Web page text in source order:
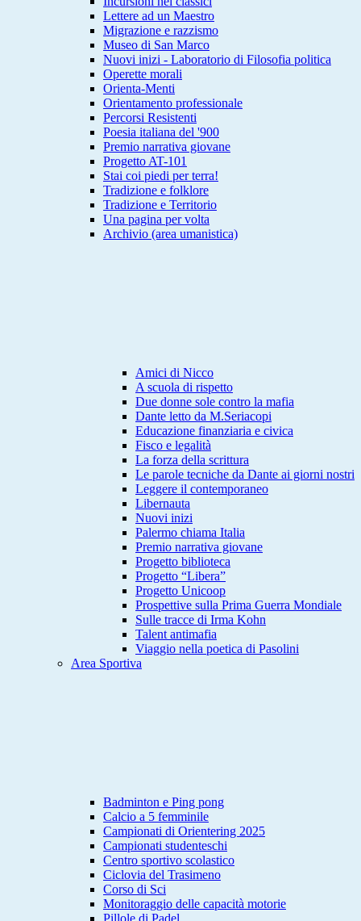
Lettere ad un Maestro
Migrazione e razzismo
Museo di San Marco
Nuovi inizi - Laboratorio di Filosofia politica
Operette morali
Orienta-Menti
Orientamento professionale
Percorsi Resistenti
Poesia italiana del '900
Premio narrativa giovane
Progetto AT-101
Stai coi piedi per terra!
Tradizione e folklore
Tradizione e Territorio
Una pagina per volta
Archivio (area umanistica)
Amici di Nicco
A scuola di rispetto
Due donne sole contro la mafia
Dante letto da M.Seriacopi
Educazione finanziaria e civica
Fisco e legalità
La forza della scrittura
Le parole tecniche da Dante ai giorni nostri
Leggere il contemporaneo
Libernauta
Nuovi inizi
Palermo chiama Italia
Premio narrativa giovane
Progetto biblioteca
Progetto “Libera”
Progetto Unicoop
Prospettive sulla Prima Guerra Mondiale
Sulle tracce di Irma Kohn
Talent antimafia
Viaggio nella poetica di Pasolini
Area Sportiva
Badminton e Ping pong
Calcio a 5 femminile
Campionati di Orientering 2025
Campionati studenteschi
Centro sportivo scolastico
Ciclovia del Trasimeno
Corso di Sci
Monitoraggio delle capacità motorie